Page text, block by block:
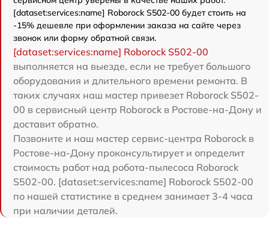
[dataset:services:name] Roborock S502-00 будет стоить на
-15% дешевле при оформлении заказа на сайте через
звонок или форму обратной связи.
[dataset:services:name] Roborock S502-00
выполняется на выезде, если не требует большого
оборудования и длительного времени ремонта. В
таких случаях наш мастер привезет Roborock S502-
00 в сервисный центр Roborock в Ростове-на-Дону и
доставит обратно.
Позвоните и наш мастер сервис-центра Roborock в
Ростове-на-Дону проконсультирует и определит
стоимость работ над робота-пылесоса Roborock
S502-00. [dataset:services:name] Roborock S502-00
по нашей статистике в среднем занимает 3-4 часа
при наличии деталей.